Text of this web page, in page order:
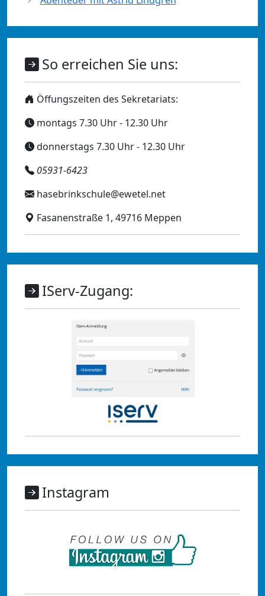
So erreichen Sie uns:
Öffungszeiten des Sekretariats:
montags 7.30 Uhr - 12.30 Uhr
donnerstags 7.30 Uhr - 12.30 Uhr
05931-6423
hasebrinkschule@ewetel.net
Fasanenstraße 1, 49716 Meppen
IServ-Zugang:
Instagram